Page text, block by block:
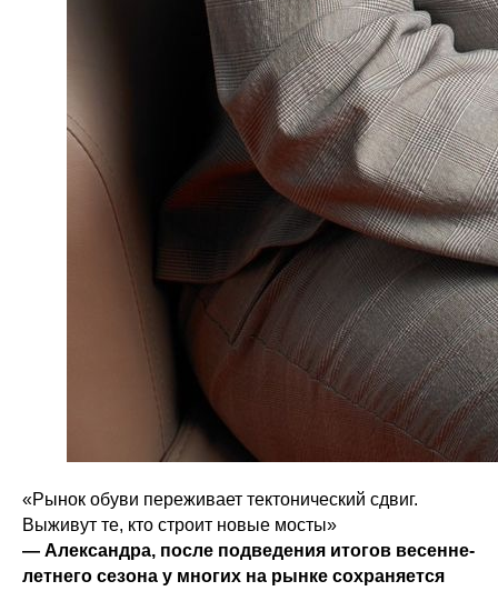
«Рынок обуви переживает тектонический сдвиг.
Выживут те, кто строит новые мосты»
— Александра, после подведения итогов весенне-
летнего сезона у многих на рынке сохраняется